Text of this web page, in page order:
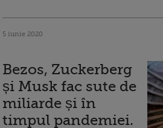
5 iunie 2020
Bezos, Zuckerberg
și Musk fac sute de
miliarde și în
timpul pandemiei.